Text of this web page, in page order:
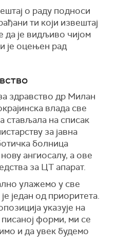
о раду подноси
ти који извештај
да је видљиво чијом
је оцењен рад
здравство др Милан
влада све
стављала на списак
за јавна
болница
ангиосалу, а ове
за ЦТ апарат.
улажемо у све
један од приоритета.
указује на
форми, ми се
и да увек будемо